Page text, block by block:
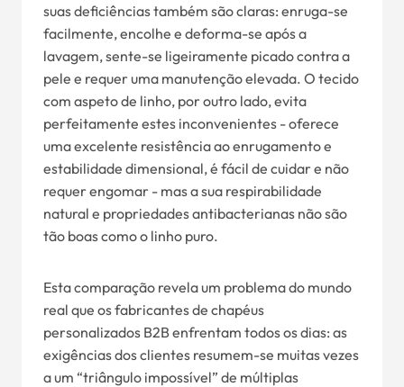
suas deficiências também são claras: enruga-se
facilmente, encolhe e deforma-se após a
lavagem, sente-se ligeiramente picado contra a
pele e requer uma manutenção elevada. O tecido
com aspeto de linho, por outro lado, evita
perfeitamente estes inconvenientes - oferece
uma excelente resistência ao enrugamento e
estabilidade dimensional, é fácil de cuidar e não
requer engomar - mas a sua respirabilidade
natural e propriedades antibacterianas não são
tão boas como o linho puro.
Esta comparação revela um problema do mundo
real que os fabricantes de chapéus
personalizados B2B enfrentam todos os dias: as
exigências dos clientes resumem-se muitas vezes
a um “triângulo impossível” de múltiplas